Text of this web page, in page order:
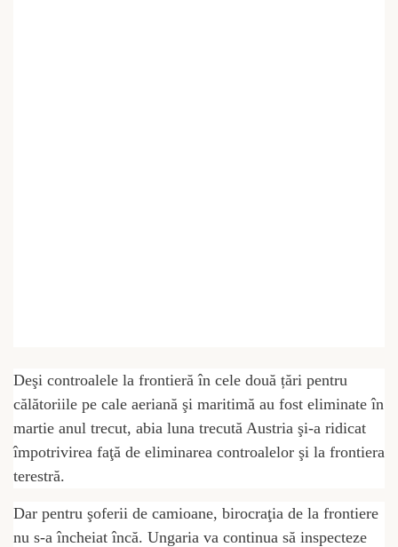
Deşi controalele la frontieră în cele două țări pentru
călătoriile pe cale aeriană şi maritimă au fost eliminate în
martie anul trecut, abia luna trecută Austria şi-a ridicat
împotrivirea faţă de eliminarea controalelor şi la frontiera
terestră.
Dar pentru şoferii de camioane, birocraţia de la frontiere
nu s-a încheiat încă. Ungaria va continua să inspecteze